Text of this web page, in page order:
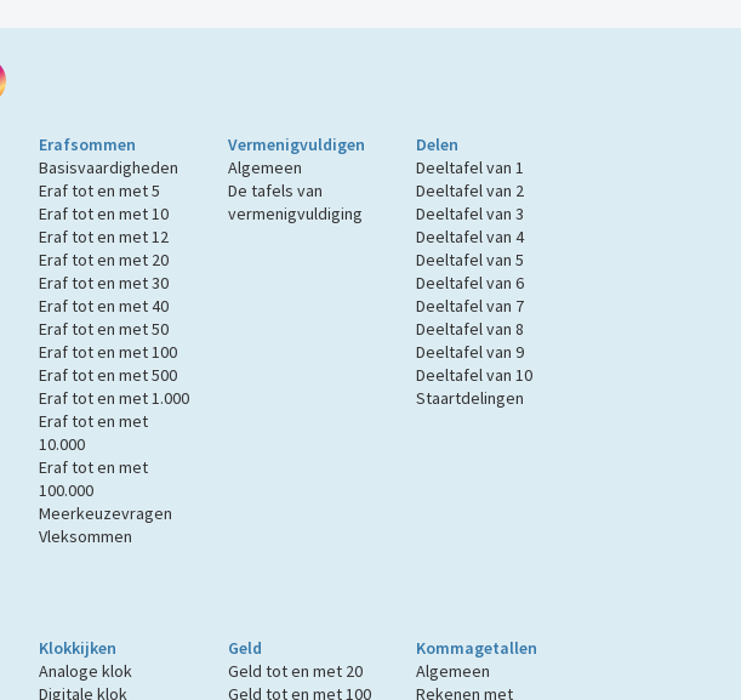
Erafsommen
Basisvaardigheden
Eraf tot en met 5
Eraf tot en met 10
Eraf tot en met 12
Eraf tot en met 20
Eraf tot en met 30
Eraf tot en met 40
Eraf tot en met 50
Eraf tot en met 100
Eraf tot en met 500
Eraf tot en met 1.000
Eraf tot en met
10.000
Eraf tot en met
100.000
Meerkeuzevragen
Vleksommen
Vermenigvuldigen
Algemeen
De tafels van
vermenigvuldiging
Delen
Deeltafel van 1
Deeltafel van 2
Deeltafel van 3
Deeltafel van 4
Deeltafel van 5
Deeltafel van 6
Deeltafel van 7
Deeltafel van 8
Deeltafel van 9
Deeltafel van 10
Staartdelingen
Klokkijken
Analoge klok
Digitale klok
Geld
Geld tot en met 20
Geld tot en met 100
Kommagetallen
Algemeen
Rekenen met